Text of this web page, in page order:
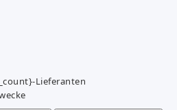
Lieferanten